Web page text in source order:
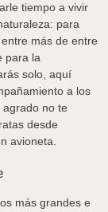
tiempo a vivir
para
más de entre
para la
solo, aquí
a los
no te
desde
avioneta.
más grandes e